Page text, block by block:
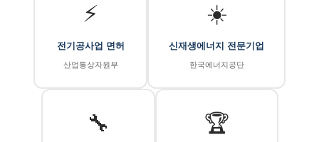
⚡
전기공사업 면허
산업통상자원부
☀️
신재생에너지 전문기업
한국에너지공단
🔧 🏆